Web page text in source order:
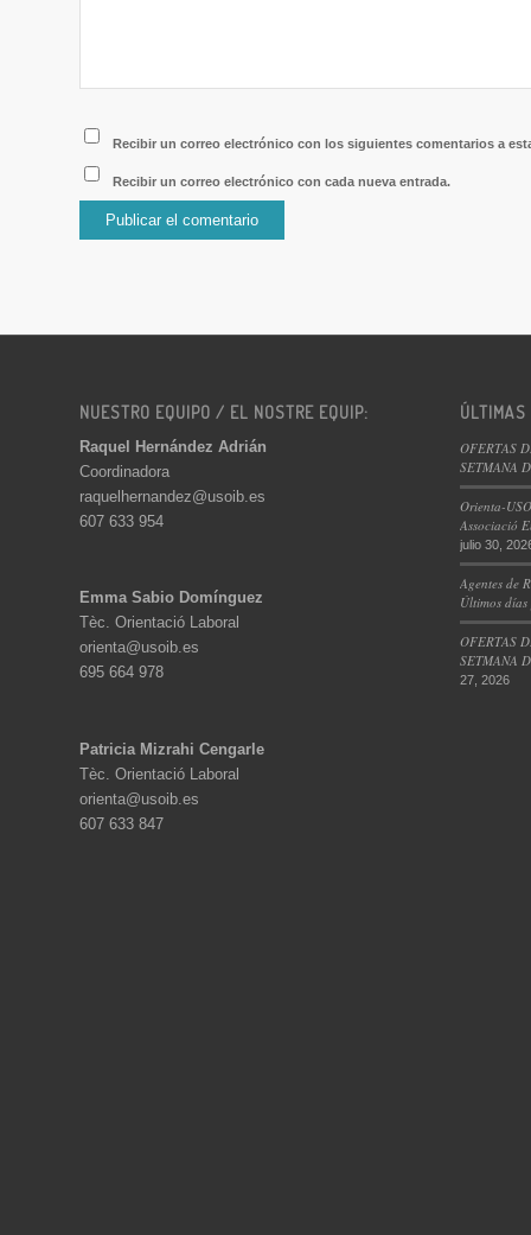
Recibir un correo electrónico con los siguientes comentarios a
Recibir un correo electrónico con cada nueva entrada.
NUESTRO EQUIPO / EL NOSTRE EQUIP:
Raquel Hernández Adrián
Coordinadora
raquelhernandez@usoib.es
607 633 954
Emma Sabio Domínguez
Tèc. Orientació Laboral
orienta@usoib.es
695 664 978
Patricia Mizrahi Cengarle
Tèc. Orientació Laboral
orienta@usoib.es
607 633 847
ÚLTIMAS
OFERTAS
SETMANA
Orienta-
Associació
julio 30,
Agentes de
Últimos
OFERTAS
SETMANA
27, 2026